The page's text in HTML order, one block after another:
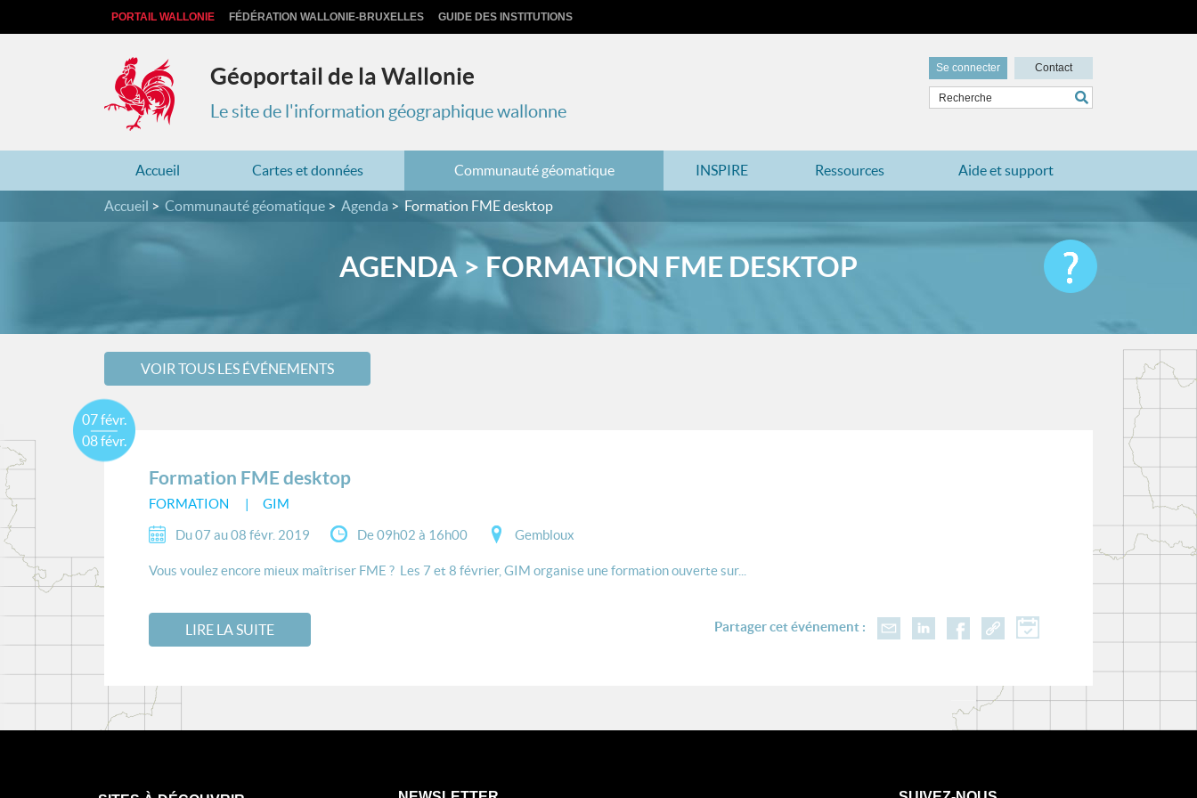
PORTAIL WALLONIE FÉDÉRATION WALLONIE-BRUXELLES GUIDE DES INSTITUTIONS
Géoportail de la Wallonie
Le site de l'information géographique wallonne
Se connecter Contact
Accueil Cartes et données Communauté géomatique INSPIRE Ressources Aide et support
Accueil Communauté géomatique Agenda Formation FME desktop
AGENDA > FORMATION FME DESKTOP
VOIR TOUS LES ÉVÉNEMENTS
Formation FME desktop
FORMATION GIM
07 févr.
08 févr.
Du 07 au 08 févr. 2019 De 09h02 à 16h00 Gembloux
Vous voulez encore mieux maîtriser FME ? Les 7 et 8 février, GIM organise une formation ouverte sur...
LIRE LA SUITE Partager cet événement :